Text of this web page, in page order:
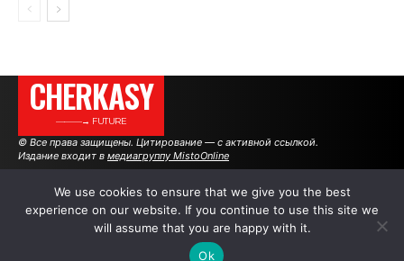
CHERKASY
———→ FUTURE
© Все права защищены. Цитирование — с активной ссылкой.
Издание входит в медиагруппу MistoOnline
АВТОРЫ РЕКЛАМА НА САЙТЕ
We use cookies to ensure that we give you the best
experience on our website. If you continue to use this site we
will assume that you are happy with it.
Ok